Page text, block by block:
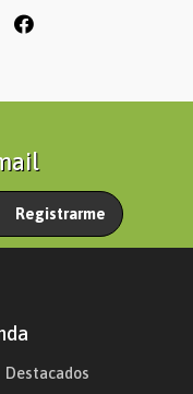
Registrarme
Destacados